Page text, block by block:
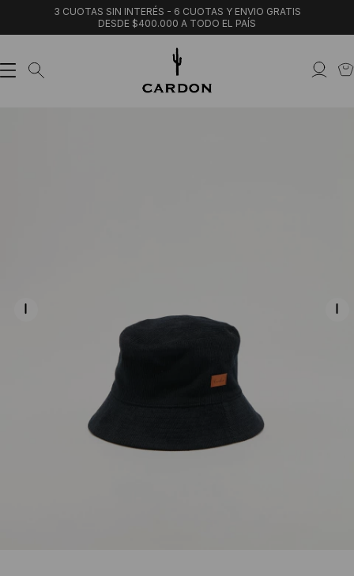
3 CUOTAS SIN INTERÉS - 6 CUOTAS Y ENVIO GRATIS
DESDE $400.000 A TODO EL PAÍS